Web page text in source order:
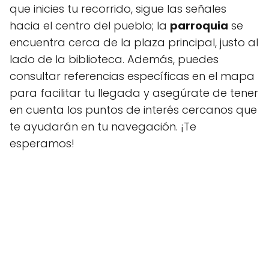
que inicies tu recorrido, sigue las señales
hacia el centro del pueblo; la parroquia se
encuentra cerca de la plaza principal, justo al
lado de la biblioteca. Además, puedes
consultar referencias específicas en el mapa
para facilitar tu llegada y asegúrate de tener
en cuenta los puntos de interés cercanos que
te ayudarán en tu navegación. ¡Te
esperamos!